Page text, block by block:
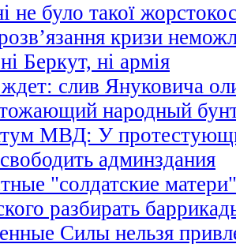
не було такої
кризи
Беркут, ні армія
слив Януковича
народный
МВД: У
админздания
"солдатские
разбирать
Силы нельзя